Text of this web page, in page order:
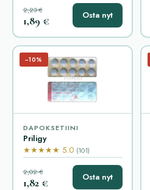
2,23 €
1,89 € Osta nyt
−10%
DAPOKSETIINI
Priligy
★★★★★ 5.0 (101)
2,02 €
1,82 € Osta nyt